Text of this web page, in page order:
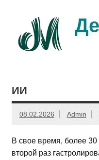
содержимому
ИИ
08.02.2026 Admin
В свое время, более 30
второй раз